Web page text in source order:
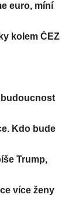
euro, míní
kolem ČEZ
budoucnost
Kdo bude
Trump,
více ženy